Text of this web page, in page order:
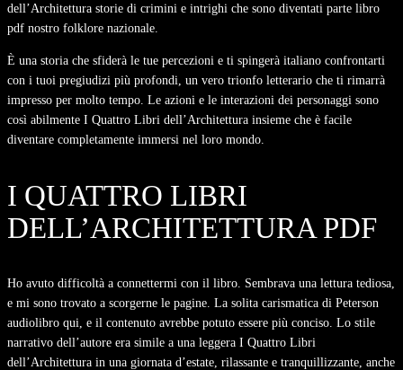
dell’Architettura storie di crimini e intrighi che sono diventati parte libro
pdf nostro folklore nazionale.
È una storia che sfiderà le tue percezioni e ti spingerà italiano confrontarti
con i tuoi pregiudizi più profondi, un vero trionfo letterario che ti rimarrà
impresso per molto tempo. Le azioni e le interazioni dei personaggi sono
così abilmente I Quattro Libri dell’Architettura insieme che è facile
diventare completamente immersi nel loro mondo.
I QUATTRO LIBRI
DELL’ARCHITETTURA PDF
Ho avuto difficoltà a connettermi con il libro. Sembrava una lettura tediosa,
e mi sono trovato a scorgerne le pagine. La solita carismatica di Peterson
audiolibro qui, e il contenuto avrebbe potuto essere più conciso. Lo stile
narrativo dell’autore era simile a una leggera I Quattro Libri
dell’Architettura in una giornata d’estate, rilassante e tranquillizzante, anche